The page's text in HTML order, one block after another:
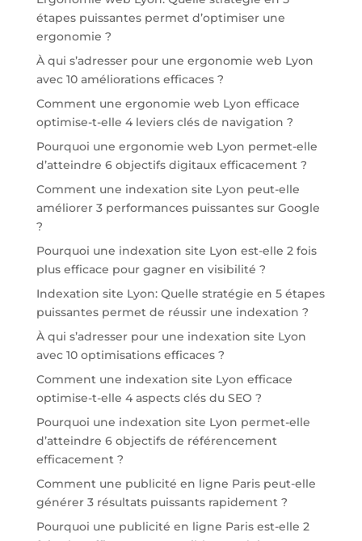
étapes puissantes permet d’optimiser une
ergonomie ?
À qui s’adresser pour une ergonomie web Lyon
avec 10 améliorations efficaces ?
Comment une ergonomie web Lyon efficace
optimise-t-elle 4 leviers clés de navigation ?
Pourquoi une ergonomie web Lyon permet-elle
d’atteindre 6 objectifs digitaux efficacement ?
Comment une indexation site Lyon peut-elle
améliorer 3 performances puissantes sur Google
?
Pourquoi une indexation site Lyon est-elle 2 fois
plus efficace pour gagner en visibilité ?
Indexation site Lyon: Quelle stratégie en 5 étapes
puissantes permet de réussir une indexation ?
À qui s’adresser pour une indexation site Lyon
avec 10 optimisations efficaces ?
Comment une indexation site Lyon efficace
optimise-t-elle 4 aspects clés du SEO ?
Pourquoi une indexation site Lyon permet-elle
d’atteindre 6 objectifs de référencement
efficacement ?
Comment une publicité en ligne Paris peut-elle
générer 3 résultats puissants rapidement ?
Pourquoi une publicité en ligne Paris est-elle 2